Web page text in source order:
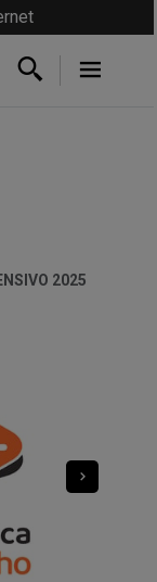
2025